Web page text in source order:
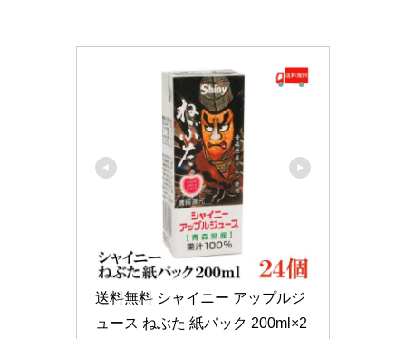
送料無料 シャイニー アップルジ
ュース ねぶた 紙パック 200ml×2